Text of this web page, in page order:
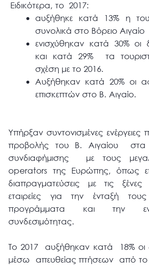
Ειδικότερα, το 2017:
αυξήθηκε κατά 13% η
συνολικά στο Βόρειο Αιγαίο
ενισχύθηκαν κατά 30% οι
και κατά 29% τα
σχέση με το 2016.
Αυξήθηκαν κατά 20% οι
επισκεπτών στο Β. Αιγαίο.
Υπήρξαν συντονισμένες
προβολής του Β. Αιγαίου στα
συνδιαφήμισης με τους
operators της Ευρώπης, όπως
διαπραγματεύσεις με τις
εταιρείες για την ένταξή
προγράμματα και την
συνδεσιμότητας.
Το 2017 αυξήθηκαν κατά 18% οι
μέσω απευθείας πτήσεων από το